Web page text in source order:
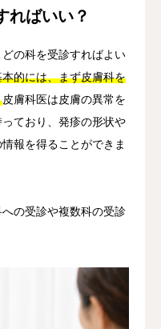
ればいい？
の科を受診すればよい
本的には、まず皮膚科を
皮膚科医は皮膚の異常を
ており、発疹の形状や
報を得ることができま
の受診や複数科の受診